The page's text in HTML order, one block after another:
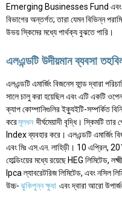
Emerging Businesses Fund
বিভাগের অন্তর্গত; তারা যেমন বিভিন্ন
উভয় স্কিমের মধ্যে পার্থক্য বুঝতে পারি।
এলএন্ডটি উদীয়মান ব্যবসা
এলএন্ডটি এমার্জিং বিজনেস ফান্ড দ্বারা
সালে চালু করা হয়েছিল এবং এটি একটি
ক্যাপ কোম্পানিগুলির ইক্যুইটি-সম্পর্কিত
করেমূলধন দীর্ঘমেয়াদী বৃদ্ধি। স্কিমটি
Index ব্যবহার করে। এলএন্ডটি এমার্জিং
এবং মিঃ এস.এন. লাহিড়ী। 10 এপ্রিল,
হোল্ডিংয়ের মধ্যে রয়েছে HEG লিমিটেড,
Ipca ল্যাবরেটরিজ লিমিটেড, এবং নসিল
উচ্চ-ঝুকিপুন্ন ক্ষুধা এবং দ্বারা আরো